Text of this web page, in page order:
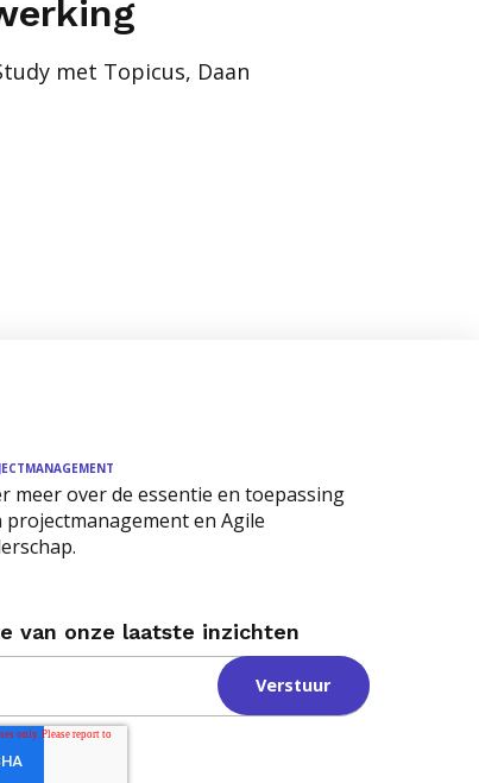
met Topicus, Daan
meer over de essentie en toepassing
projectmanagement en Agile
van onze laatste inzichten